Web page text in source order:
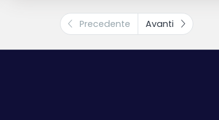
Precedente Avanti